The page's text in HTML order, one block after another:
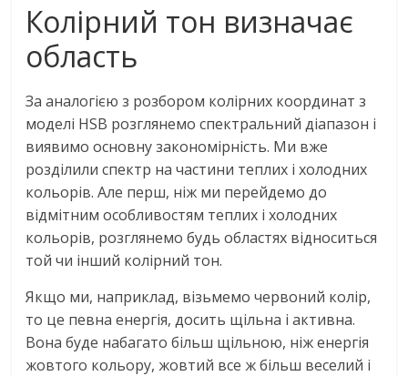
Колірний тон визначає
область
За аналогією з розбором колірних координат з
моделі HSB розглянемо спектральний діапазон і
виявимо основну закономірність. Ми вже
розділили спектр на частини теплих і холодних
кольорів. Але перш, ніж ми перейдемо до
відмітним особливостям теплих і холодних
кольорів, розглянемо будь областях відноситься
той чи інший колірний тон.
Якщо ми, наприклад, візьмемо червоний колір,
то це певна енергія, досить щільна і активна.
Вона буде набагато більш щільною, ніж енергія
жовтого кольору, жовтий все ж більш веселий і